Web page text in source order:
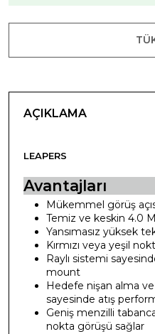
AÇIKLAMA
LEAPERS
Avantajları
Mükemmel görüş
Temiz ve keskin 4.0
Yansımasız yüksek
Kırmızı veya yeşil
Raylı sistemi
mount
Hedefe nişan alma
sayesinde atış
Geniş menzilli
nokta görüşü sağlar